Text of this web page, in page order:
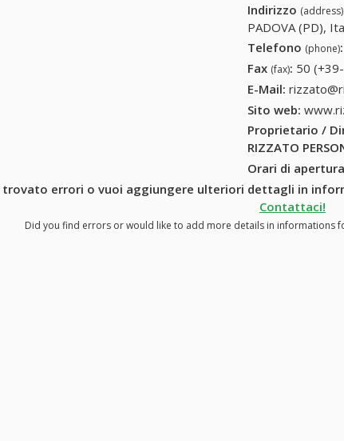
Indirizzo (address)
PADOVA (PD),
Telefono (phone):
Fax (fax): 50
E-Mail:
Sito web:
Proprietario /
RIZZATO
Orari di apertura
trovato errori o vuoi aggiungere ulteriori dettagli in
Contattaci!
Did you find errors or would like to add more details in informations for